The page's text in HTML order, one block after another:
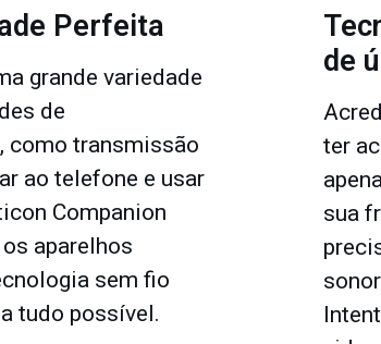
Perfeita
grande variedade
de
como transmissão
ao telefone e usar
Companion
aparelhos
sem fio
tudo possível.
de
ter
sua